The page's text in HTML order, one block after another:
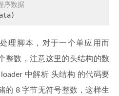
序数据
理脚本，对于一个单应用而
整数，注意这里的头结构的数
中解析 头结构 的代码要
的 8 字节无符号整数，这样生